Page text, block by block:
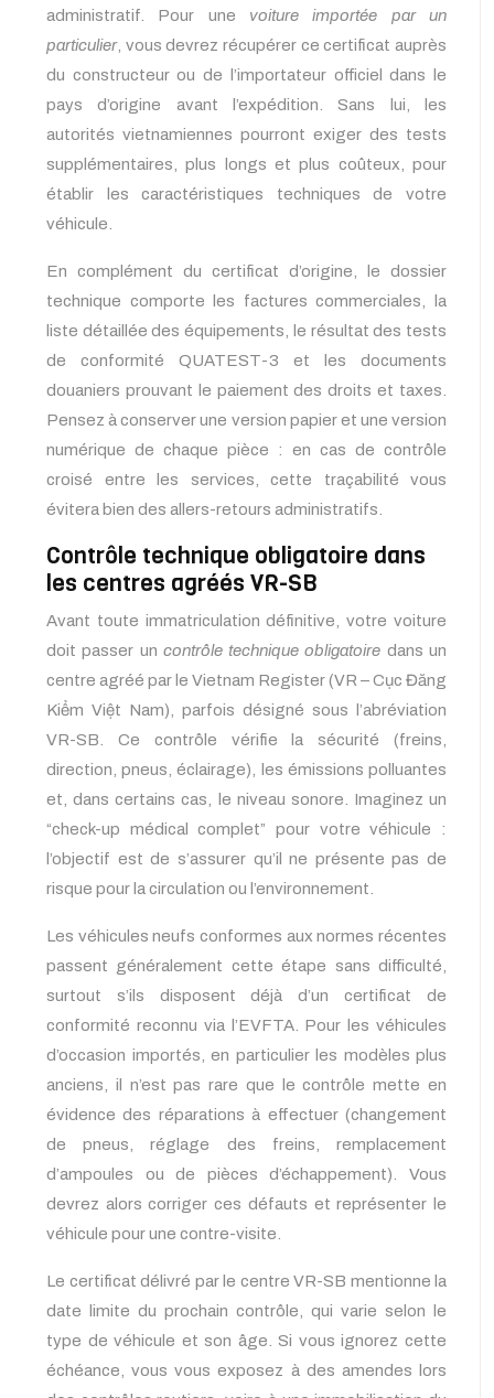
administratif. Pour une voiture importée par un
particulier, vous devrez récupérer ce certificat auprès
du constructeur ou de l’importateur officiel dans le
pays d’origine avant l’expédition. Sans lui, les
autorités vietnamiennes pourront exiger des tests
supplémentaires, plus longs et plus coûteux, pour
établir les caractéristiques techniques de votre
véhicule.
En complément du certificat d’origine, le dossier
technique comporte les factures commerciales, la
liste détaillée des équipements, le résultat des tests
de conformité QUATEST-3 et les documents
douaniers prouvant le paiement des droits et taxes.
Pensez à conserver une version papier et une version
numérique de chaque pièce : en cas de contrôle
croisé entre les services, cette traçabilité vous
évitera bien des allers-retours administratifs.
Contrôle technique obligatoire dans
les centres agréés VR-SB
Avant toute immatriculation définitive, votre voiture
doit passer un contrôle technique obligatoire dans un
centre agréé par le Vietnam Register (VR – Cục Đăng
Kiểm Việt Nam), parfois désigné sous l’abréviation
VR-SB. Ce contrôle vérifie la sécurité (freins,
direction, pneus, éclairage), les émissions polluantes
et, dans certains cas, le niveau sonore. Imaginez un
“check-up médical complet” pour votre véhicule :
l’objectif est de s’assurer qu’il ne présente pas de
risque pour la circulation ou l’environnement.
Les véhicules neufs conformes aux normes récentes
passent généralement cette étape sans difficulté,
surtout s’ils disposent déjà d’un certificat de
conformité reconnu via l’EVFTA. Pour les véhicules
d’occasion importés, en particulier les modèles plus
anciens, il n’est pas rare que le contrôle mette en
évidence des réparations à effectuer (changement
de pneus, réglage des freins, remplacement
d’ampoules ou de pièces d’échappement). Vous
devrez alors corriger ces défauts et représenter le
véhicule pour une contre-visite.
Le certificat délivré par le centre VR-SB mentionne la
date limite du prochain contrôle, qui varie selon le
type de véhicule et son âge. Si vous ignorez cette
échéance, vous vous exposez à des amendes lors